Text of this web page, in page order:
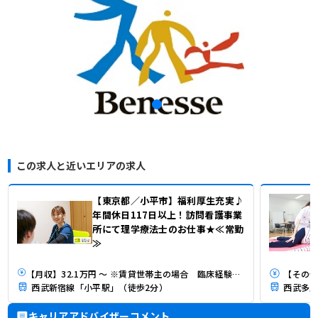
この求人と近いエリアの求人
【東京都／小平市】福利厚生充実♪
年間休日117日以上！訪問看護事業
所にて理学療法士のお仕事★≪常勤
≫
【月収】32.1万円 ～ ※賃貸世帯主の場合 臨床経験3年（残業10時間/月実施の場合）
西武新宿線「小平駅」（徒歩2分）
【その
西武多